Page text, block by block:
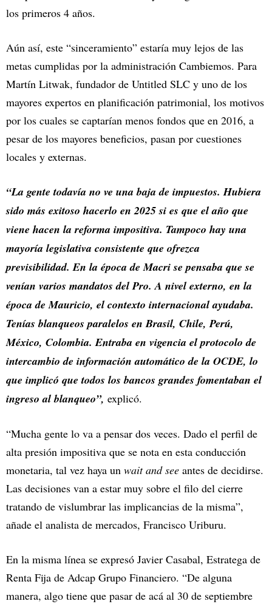
los primeros 4 años.
Aún así, este “sinceramiento” estaría muy lejos de las
metas cumplidas por la administración Cambiemos. Para
Martín Litwak, fundador de Untitled SLC y uno de los
mayores expertos en planificación patrimonial, los motivos
por los cuales se captarían menos fondos que en 2016, a
pesar de los mayores beneficios, pasan por cuestiones
locales y externas.
“La gente todavía no ve una baja de impuestos. Hubiera
sido más exitoso hacerlo en 2025 si es que el año que
viene hacen la reforma impositiva. Tampoco hay una
mayoría legislativa consistente que ofrezca
previsibilidad. En la época de Macri se pensaba que se
venían varios mandatos del Pro. A nivel externo, en la
época de Mauricio, el contexto internacional ayudaba.
Tenías blanqueos paralelos en Brasil, Chile, Perú,
México, Colombia. Entraba en vigencia el protocolo de
intercambio de información automático de la OCDE, lo
que implicó que todos los bancos grandes fomentaban el
ingreso al blanqueo”, explicó.
“Mucha gente lo va a pensar dos veces. Dado el perfil de
alta presión impositiva que se nota en esta conducción
monetaria, tal vez haya un wait and see antes de decidirse.
Las decisiones van a estar muy sobre el filo del cierre
tratando de vislumbrar las implicancias de la misma”,
añade el analista de mercados, Francisco Uriburu.
En la misma línea se expresó Javier Casabal, Estratega de
Renta Fija de Adcap Grupo Financiero. “De alguna
manera, algo tiene que pasar de acá al 30 de septiembre